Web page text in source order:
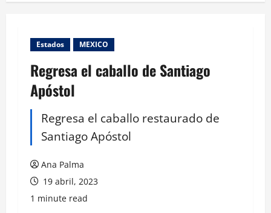
Estados MEXICO
Regresa el caballo de Santiago
Apóstol
Regresa el caballo restaurado de
Santiago Apóstol
Ana Palma
19 abril, 2023
1 minute read